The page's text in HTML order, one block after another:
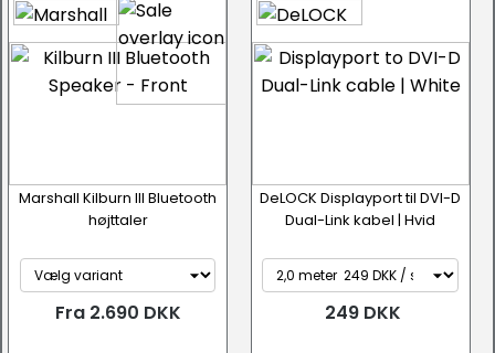
Marshall Kilburn III Bluetooth
højttaler
Fra 2.690 DKK
DeLOCK Displayport til DVI-D
Dual-Link kabel | Hvid
249 DKK